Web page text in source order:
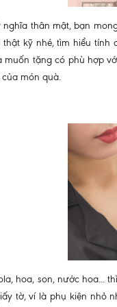
thân mật, bạn
kỹ nhé, tìm hiểu
tặng có phù hợp
món quà.
hoa, son, nước hoa...
tờ, ví là phụ kiện nhỏ